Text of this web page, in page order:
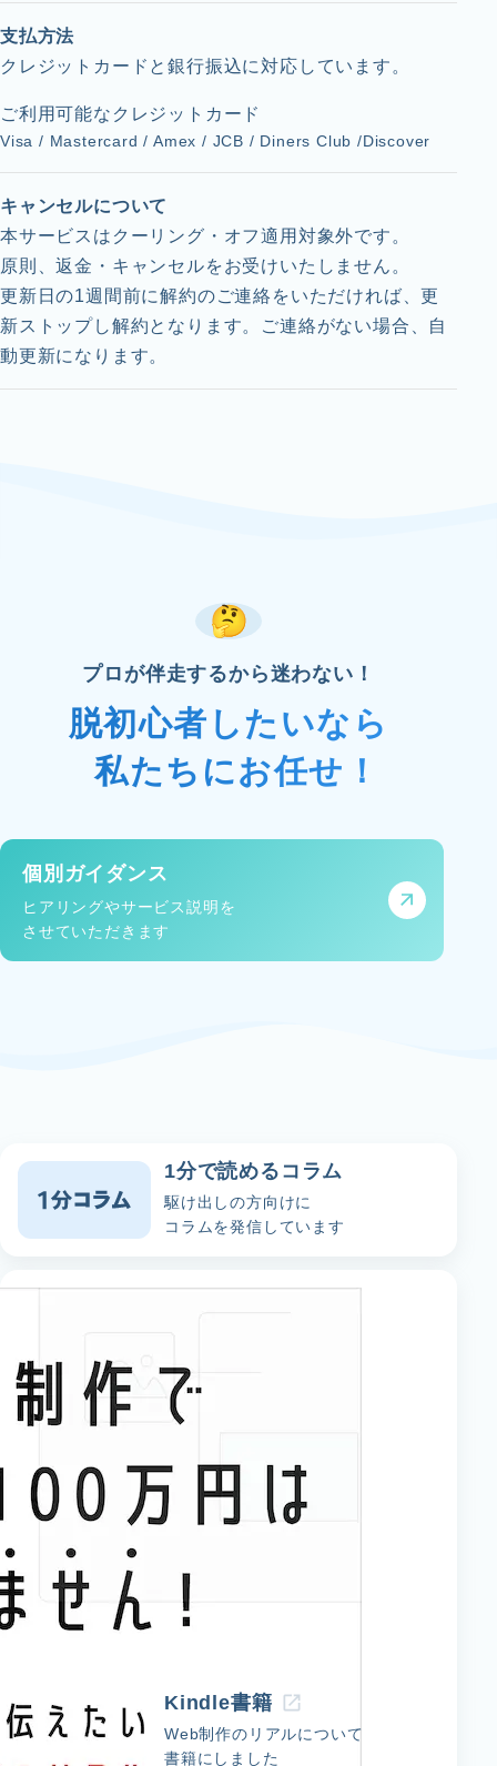
支払方法
クレジットカードと銀行振込に対応しています。
ご利用可能なクレジットカード
Visa / Mastercard / Amex / JCB / Diners Club /Discover
キャンセルについて
本サービスはクーリング・オフ適用対象外です。
原則、返金・キャンセルをお受けいたしません。
更新日の1週間前に解約のご連絡をいただければ、更
新ストップし解約となります。ご連絡がない場合、自
動更新になります。
プロが伴走するから迷わない！
脱初心者したいなら
私たちにお任せ！
個別ガイダンス
ヒアリングやサービス説明を
させていただきます
1分で読めるコラム
駆け出しの方向けに
コラムを発信しています
Kindle書籍
Web制作のリアルについて
書籍にしました